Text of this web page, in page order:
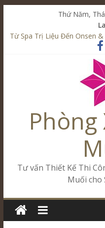
Thứ Năm,
Từ Spa Trị Liệu Đến Onsen
Kết Hợp Onsen & Jjim Jil
Cham Riverside Onsen &
Spa Jjim Jil Bang Kết Hợp
Tăng Doanh Số Kinh Doanh
Muối Hồng Group
Phòng
Tư vấn Thiết Kế Thi
Muối cho